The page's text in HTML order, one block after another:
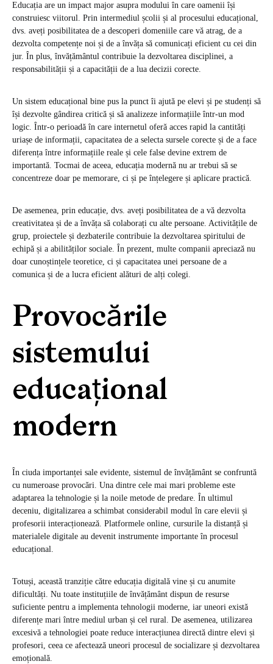
Educația are un impact major asupra modului în care oamenii își
construiesc viitorul. Prin intermediul școlii și al procesului educațional,
dvs. aveți posibilitatea de a descoperi domeniile care vă atrag, de a
dezvolta competențe noi și de a învăța să comunicați eficient cu cei din
jur. În plus, învățământul contribuie la dezvoltarea disciplinei, a
responsabilității și a capacității de a lua decizii corecte.
Un sistem educațional bine pus la punct îi ajută pe elevi și pe studenți să
își dezvolte gândirea critică și să analizeze informațiile într-un mod
logic. Într-o perioadă în care internetul oferă acces rapid la cantități
uriașe de informații, capacitatea de a selecta sursele corecte și de a face
diferența între informațiile reale și cele false devine extrem de
importantă. Tocmai de aceea, educația modernă nu ar trebui să se
concentreze doar pe memorare, ci și pe înțelegere și aplicare practică.
De asemenea, prin educație, dvs. aveți posibilitatea de a vă dezvolta
creativitatea și de a învăța să colaborați cu alte persoane. Activitățile de
grup, proiectele și dezbaterile contribuie la dezvoltarea spiritului de
echipă și a abilităților sociale. În prezent, multe companii apreciază nu
doar cunoștințele teoretice, ci și capacitatea unei persoane de a
comunica și de a lucra eficient alături de alți colegi.
Provocările
sistemului
educațional
modern
În ciuda importanței sale evidente, sistemul de învățământ se confruntă
cu numeroase provocări. Una dintre cele mai mari probleme este
adaptarea la tehnologie și la noile metode de predare. În ultimul
deceniu, digitalizarea a schimbat considerabil modul în care elevii și
profesorii interacționează. Platformele online, cursurile la distanță și
materialele digitale au devenit instrumente importante în procesul
educațional.
Totuși, această tranziție către educația digitală vine și cu anumite
dificultăți. Nu toate instituțiile de învățământ dispun de resurse
suficiente pentru a implementa tehnologii moderne, iar uneori există
diferențe mari între mediul urban și cel rural. De asemenea, utilizarea
excesivă a tehnologiei poate reduce interacțiunea directă dintre elevi și
profesori, ceea ce afectează uneori procesul de socializare și dezvoltarea
emoțională.